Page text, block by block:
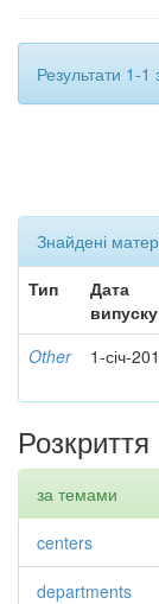
Результати 1-
Знайдені
Тип
Дата
випуску
Other 1-січ-
Розкриття
за темами
centers
departments